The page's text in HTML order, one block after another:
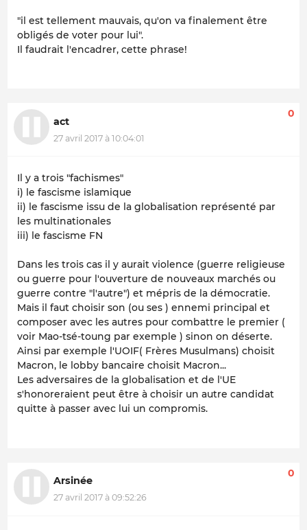
"il est tellement mauvais, qu'on va finalement être
obligés de voter pour lui".
Il faudrait l'encadrer, cette phrase!
act
27 avril 2017 à 10:04:01
0
Il y a trois "fachismes"
i) le fascisme islamique
ii) le fascisme issu de la globalisation représenté par
les multinationales
iii) le fascisme FN
Dans les trois cas il y aurait violence (guerre religieuse
ou guerre pour l'ouverture de nouveaux marchés ou
guerre contre "l'autre") et mépris de la démocratie.
Mais il faut choisir son (ou ses ) ennemi principal et
composer avec les autres pour combattre le premier (
voir Mao-tsé-toung par exemple ) sinon on déserte.
Ainsi par exemple l'UOIF( Frères Musulmans) choisit
Macron, le lobby bancaire choisit Macron...
Les adversaires de la globalisation et de l'UE
s'honoreraient peut être à choisir un autre candidat
quitte à passer avec lui un compromis.
Arsinée
27 avril 2017 à 09:52:26
0